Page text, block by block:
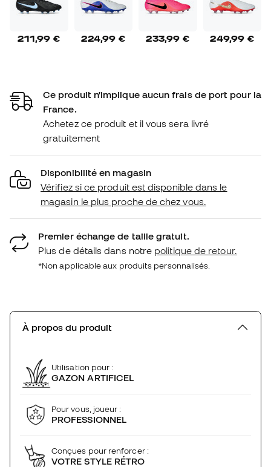
211,99 € 224,99 € 233,99 € 249,99 €
Ce produit n'implique aucun frais de port pour la
France.
Achetez ce produit et il vous sera livré
gratuitement
Disponibilité en magasin
Vérifiez si ce produit est disponible dans le
magasin le plus proche de chez vous.
Premier échange de taille gratuit.
Plus de détails dans notre politique de retour.
*Non applicable aux produits personnalisés.
À propos du produit
Utilisation pour :
GAZON ARTIFICEL
Pour vous, joueur :
PROFESSIONNEL
Conçues pour renforcer :
VOTRE STYLE RÉTRO